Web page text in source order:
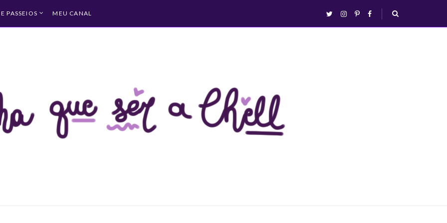
PASSEIOS MEU CANAL twitterinstagram
pinterestfacebook
busca